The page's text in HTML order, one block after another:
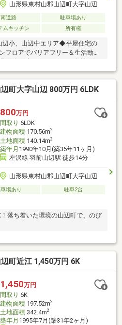
山形県東村山郡山辺町大字山辺
南道路
駐車場あり
ムキッチン 所有権
小、山辺中エリア◆平屋住宅の
ロアでバリアフリー＆生活動線
◎住まいずONEでは経験豊富なス
お手伝いさせていただいておりま
うでしたら、お気軽にお問合せく
って不安なことも多いはず…土地
ンのこと…何でも構いません！お
をお手伝いいたします♪見学予約・
♪
町大字山辺 800万円 6LDK
800万円
間取り 6LDK
建物面積170.56m2
土地面積140.14m2
築年月 1990年10月(築35年11ヶ月)
左沢線 羽前山辺駅 徒歩14分
山形県東村山郡山辺町大字山辺
場あり
駐車2台
落ち着いた環境の山辺町で、のび
町近江 1,450万円 6K
1,450万円
間取り 6K
建物面積197.52m2
土地面積342.4m2
築年月 1995年7月(築31年2ヶ月)